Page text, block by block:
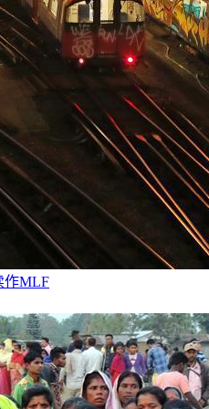
作MLF